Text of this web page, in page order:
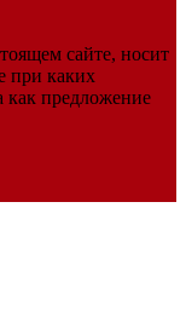
сайте, носит
при каких
как предложение